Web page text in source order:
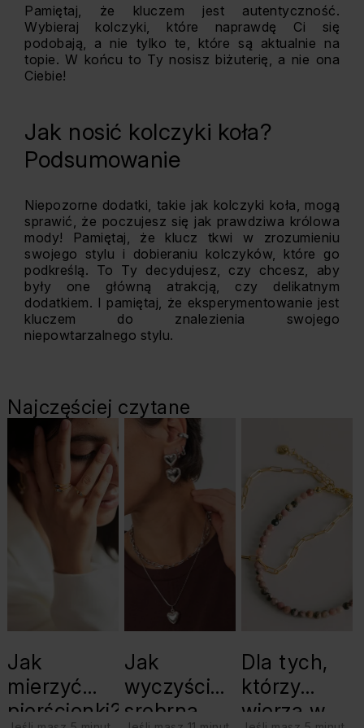
Pamiętaj, że kluczem jest autentyczność.
Wybieraj kolczyki, które naprawdę Ci się
podobają, a nie tylko te, które są aktualnie na
topie. W końcu to Ty nosisz biżuterię, a nie ona
Ciebie!
Jak nosić kolczyki koła?
Podsumowanie
Niepozorne dodatki, takie jak kolczyki koła, mogą
sprawić, że poczujesz się jak prawdziwa królowa
mody! Pamiętaj, że klucz tkwi w zrozumieniu
swojego stylu i dobieraniu kolczyków, które go
podkreślą. To Ty decydujesz, czy chcesz, aby
były one główną atrakcją, czy delikatnym
dodatkiem. I pamiętaj, że eksperymentowanie jest
kluczem do znalezienia swojego
niepowtarzalnego stylu.
Najczęściej czytane
Jak
mierzyć
pierścionki?
Jak
wyczyścić
srebrną
Dla tych,
którzy
wierzą w